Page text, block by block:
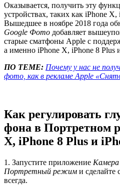
Оказывается, получить эту
устройствах, таких как iPhone
Вышедшее в ноябре 2018 года
Google Фото добавляет
старые сматфоны Apple с
а именно iPhone X, iPhone 8 Plus
ПО ТЕМЕ: Почему у нас не
фото, как в рекламе Apple
Как регулировать
фона в Портретном
X, iPhone 8 Plus и
1. Запустите приложение Камера
Портретный режим и сделайте
всегда.